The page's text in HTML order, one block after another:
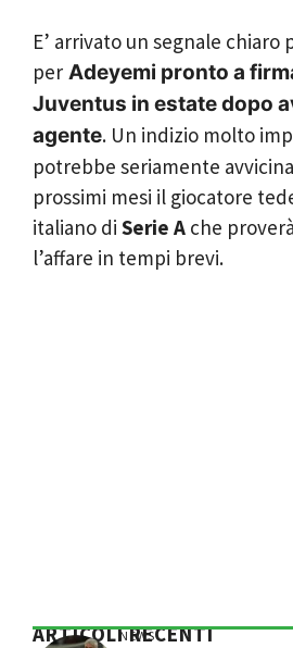
E’ arrivato un segnale chiaro
per Adeyemi pronto a
Juventus in estate dopo
agente. Un indizio molto
potrebbe seriamente
prossimi mesi il giocatore
italiano di Serie A che
l’affare in tempi brevi.
ARTICOLI RECENTI
NEWS